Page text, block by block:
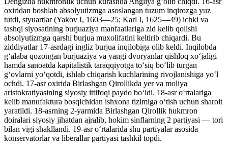
oxiridan boshlab absolyutizmga asoslangan tuzum inqirozga yuz
tutdi, styuartlar (Yakov I, 1603—25; Karl I, 1625—49) ichki va
tashqi siyosatining burjuaziya manfaatlariga zid kelib qolishi
absolyutizmga qarshi burjua muxolifatini keltirib chiqardi. Bu
ziddiyatlar 17-asrdagi ingliz burjua inqilobiga olib keldi. Inqilobda
gʻalaba qozongan burjuaziya va yangi dvoryanlar qishloq xoʻjaligi
hamda sanoatda kapitalistik taraqqiyotga toʻsiq boʻlib turgan
gʻovlarni yoʻqotdi, ishlab chiqarish kuchlarining rivojlanishiga yoʻl
ochdi. 17-asr oxirida Birlashgan Qirollikda yer va moliya
aristokratiyasining siyosiy ittifoqi paydo boʻldi. 18-asr oʻrtalariga
kelib manufaktura bosqichidan ishxona tizimiga oʻtish uchun sharoit
yaratildi. 18-asrning 2-yarmida Birlashgan Qirollik hukmron
doiralari siyosiy jihatdan ajralib, hokim sinflarning 2 partiyasi — tori
bilan vigi shakllandi. 19-asr oʻrtalarida shu partiyalar asosida
konservatorlar va liberallar partiyasi tashkil topdi.